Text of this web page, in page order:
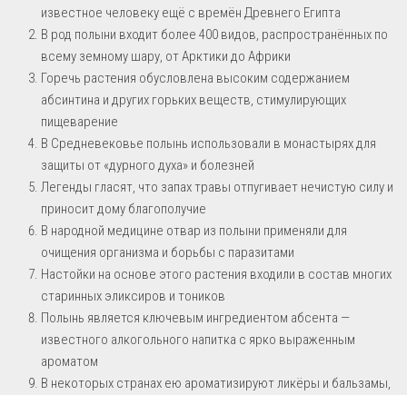
известное человеку ещё с времён Древнего Египта
В род полыни входит более 400 видов, распространённых по
всему земному шару, от Арктики до Африки
Горечь растения обусловлена высоким содержанием
абсинтина и других горьких веществ, стимулирующих
пищеварение
В Средневековье полынь использовали в монастырях для
защиты от «дурного духа» и болезней
Легенды гласят, что запах травы отпугивает нечистую силу и
приносит дому благополучие
В народной медицине отвар из полыни применяли для
очищения организма и борьбы с паразитами
Настойки на основе этого растения входили в состав многих
старинных эликсиров и тоников
Полынь является ключевым ингредиентом абсента —
известного алкогольного напитка с ярко выраженным
ароматом
В некоторых странах ею ароматизируют ликёры и бальзамы,